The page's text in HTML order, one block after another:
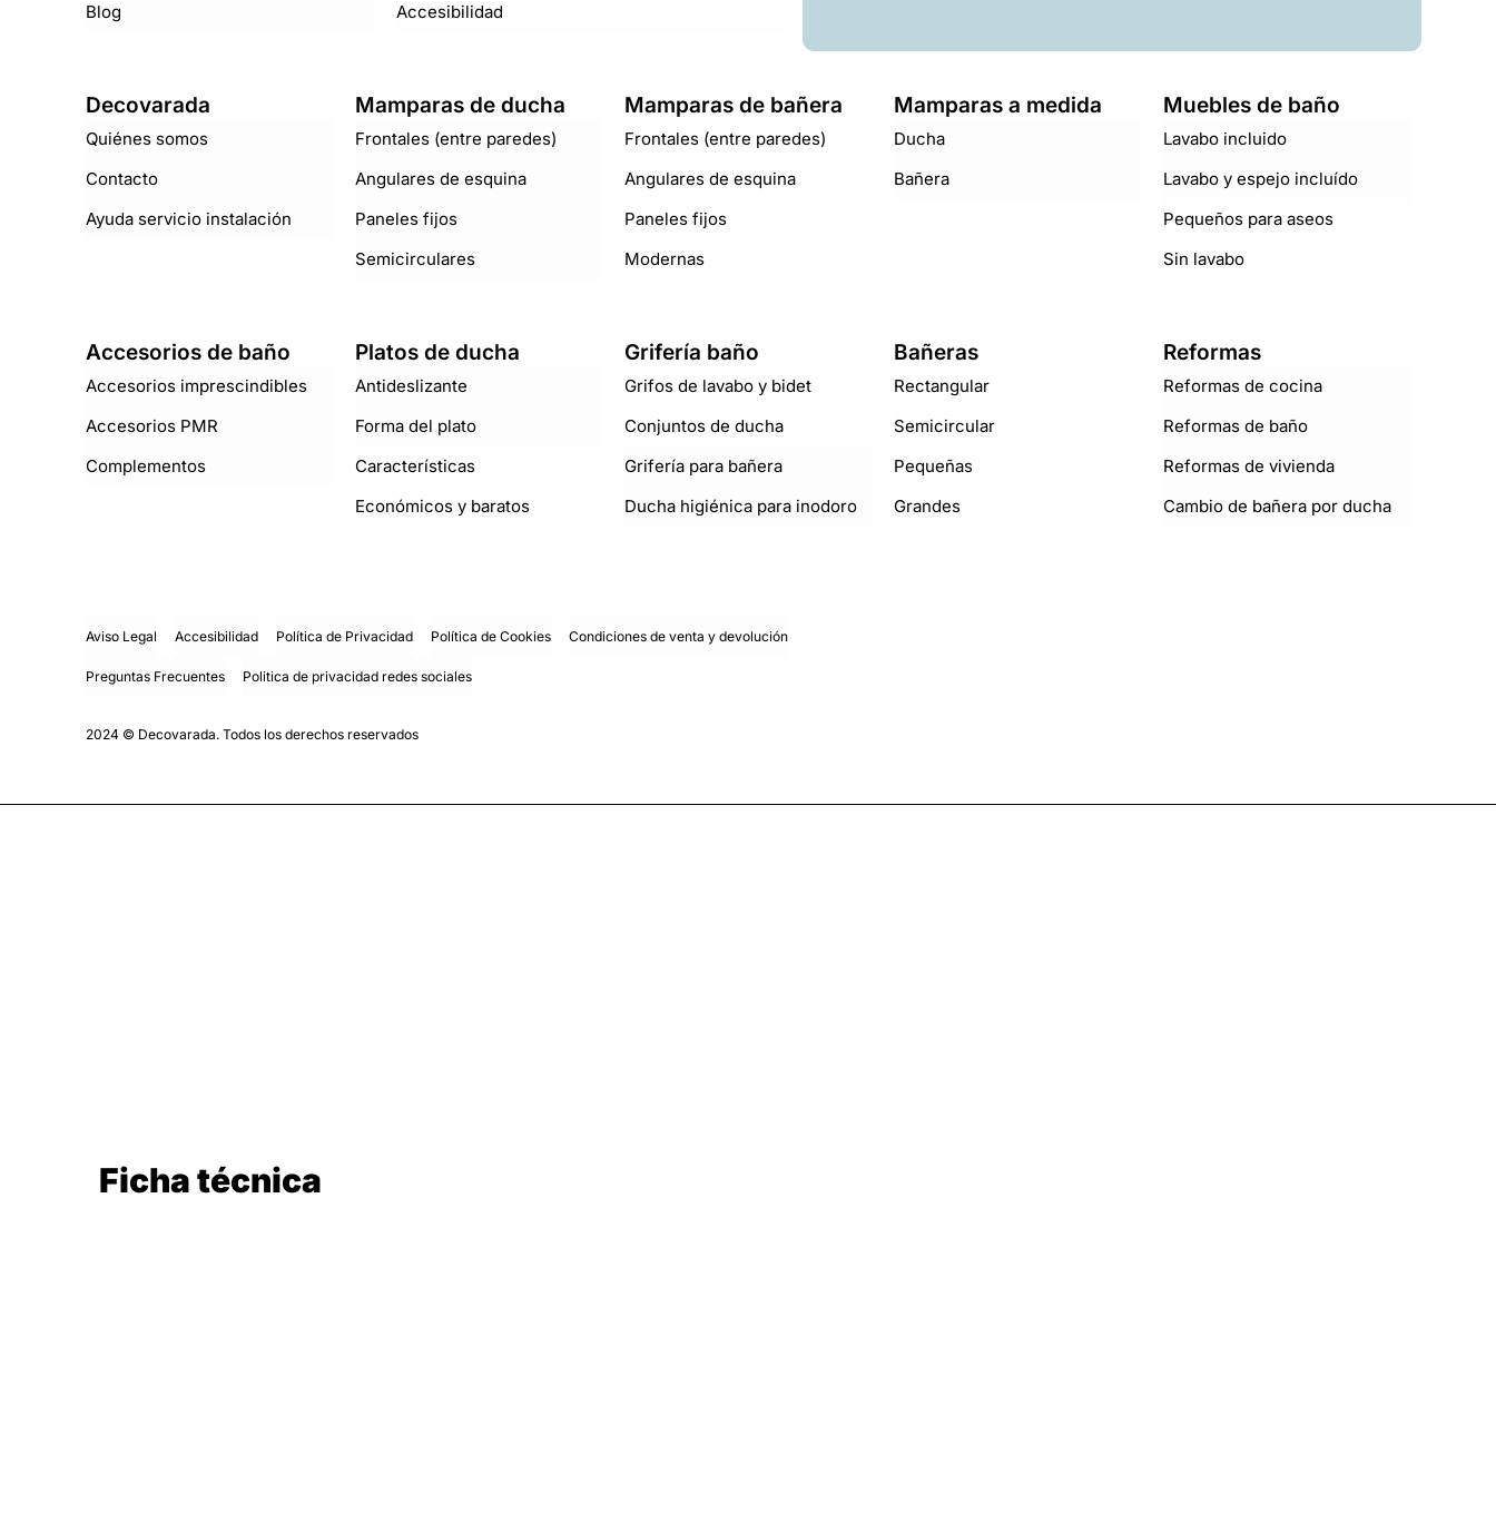
Blog
Accesibilidad
Decovarada
Quiénes somos
Contacto
Ayuda servicio instalación
Mamparas de ducha
Frontales (entre paredes)
Angulares de esquina
Paneles fijos
Semicirculares
Mamparas de bañera
Frontales (entre paredes)
Angulares de esquina
Paneles fijos
Modernas
Mamparas a medida
Ducha
Bañera
Muebles de baño
Lavabo incluido
Lavabo y espejo incluído
Pequeños para aseos
Sin lavabo
Accesorios de baño
Accesorios imprescindibles
Accesorios PMR
Complementos
Platos de ducha
Antideslizante
Forma del plato
Características
Económicos y baratos
Grifería baño
Grifos de lavabo y bidet
Conjuntos de ducha
Grifería para bañera
Ducha higiénica para inodoro
Bañeras
Rectangular
Semicircular
Pequeñas
Grandes
Reformas
Reformas de cocina
Reformas de baño
Reformas de vivienda
Cambio de bañera por ducha
Aviso Legal Accesibilidad Política de Privacidad Política de Cookies Condiciones de venta y devolución
Preguntas Frecuentes Politica de privacidad redes sociales
2024 © Decovarada. Todos los derechos reservados
Ficha técnica